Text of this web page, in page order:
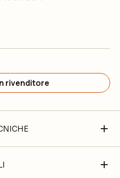
rivenditore